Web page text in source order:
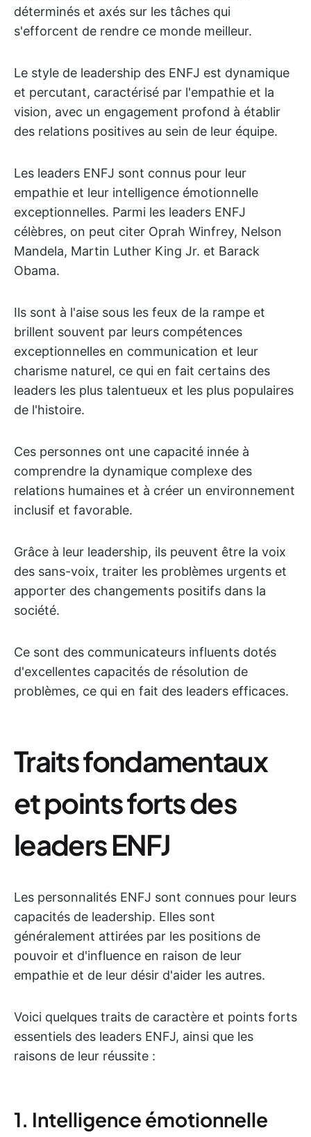
déterminés et axés sur les tâches qui
s'efforcent de rendre ce monde meilleur.
Le style de leadership des ENFJ est dynamique
et percutant, caractérisé par l'empathie et la
vision, avec un engagement profond à établir
des relations positives au sein de leur équipe.
Les leaders ENFJ sont connus pour leur
empathie et leur intelligence émotionnelle
exceptionnelles. Parmi les leaders ENFJ
célèbres, on peut citer Oprah Winfrey, Nelson
Mandela, Martin Luther King Jr. et Barack
Obama.
Ils sont à l'aise sous les feux de la rampe et
brillent souvent par leurs compétences
exceptionnelles en communication et leur
charisme naturel, ce qui en fait certains des
leaders les plus talentueux et les plus populaires
de l'histoire.
Ces personnes ont une capacité innée à
comprendre la dynamique complexe des
relations humaines et à créer un environnement
inclusif et favorable.
Grâce à leur leadership, ils peuvent être la voix
des sans-voix, traiter les problèmes urgents et
apporter des changements positifs dans la
société.
Ce sont des communicateurs influents dotés
d'excellentes capacités de résolution de
problèmes, ce qui en fait des leaders efficaces.
Traits fondamentaux
et points forts des
leaders ENFJ
Les personnalités ENFJ sont connues pour leurs
capacités de leadership. Elles sont
généralement attirées par les positions de
pouvoir et d'influence en raison de leur
empathie et de leur désir d'aider les autres.
Voici quelques traits de caractère et points forts
essentiels des leaders ENFJ, ainsi que les
raisons de leur réussite :
1. Intelligence émotionnelle